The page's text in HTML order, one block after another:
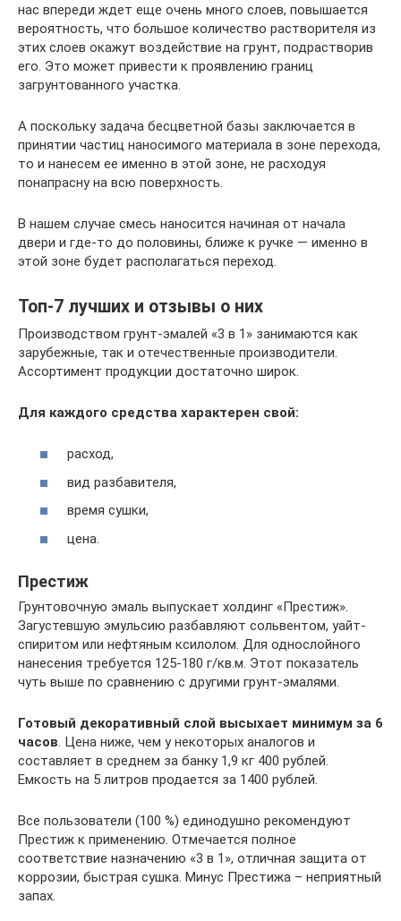
нас впереди ждет еще очень много слоев, повышается
вероятность, что большое количество растворителя из
этих слоев окажут воздействие на грунт, подрастворив
его. Это может привести к проявлению границ
загрунтованного участка.
А поскольку задача бесцветной базы заключается в
принятии частиц наносимого материала в зоне перехода,
то и нанесем ее именно в этой зоне, не расходуя
понапрасну на всю поверхность.
В нашем случае смесь наносится начиная от начала
двери и где-то до половины, ближе к ручке — именно в
этой зоне будет располагаться переход.
Топ-7 лучших и отзывы о них
Производством грунт-эмалей «3 в 1» занимаются как
зарубежные, так и отечественные производители.
Ассортимент продукции достаточно широк.
Для каждого средства характерен свой:
расход,
вид разбавителя,
время сушки,
цена.
Престиж
Грунтовочную эмаль выпускает холдинг «Престиж».
Загустевшую эмульсию разбавляют сольвентом, уайт-
спиритом или нефтяным ксилолом. Для однослойного
нанесения требуется 125-180 г/кв.м. Этот показатель
чуть выше по сравнению с другими грунт-эмалями.
Готовый декоративный слой высыхает минимум за 6
часов. Цена ниже, чем у некоторых аналогов и
составляет в среднем за банку 1,9 кг 400 рублей.
Емкость на 5 литров продается за 1400 рублей.
Все пользователи (100 %) единодушно рекомендуют
Престиж к применению. Отмечается полное
соответствие назначению «3 в 1», отличная защита от
коррозии, быстрая сушка. Минус Престижа – неприятный
запах.